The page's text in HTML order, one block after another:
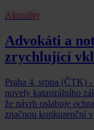
Aktuality
Advokáti a
zrychlující
Praha 4. srpna (ČTK)
novely katastrálního
že návrh oslabuje
značnou konkurenční